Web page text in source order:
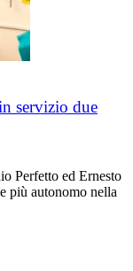
servizio due
Perfetto ed Ernesto
più autonomo nella